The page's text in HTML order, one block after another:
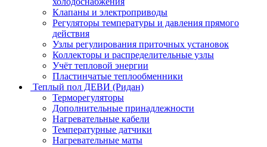
Клапаны и электроприводы
Регуляторы температуры и давления прямого
действия
Узлы регулирования приточных установок
Коллекторы и распределительные узлы
Учёт тепловой энергии
Пластинчатые теплообменники
Теплый пол ДЕВИ (Ридан)
Терморегуляторы
Дополнительные принадлежности
Нагревательные кабели
Температурные датчики
Нагревательные маты